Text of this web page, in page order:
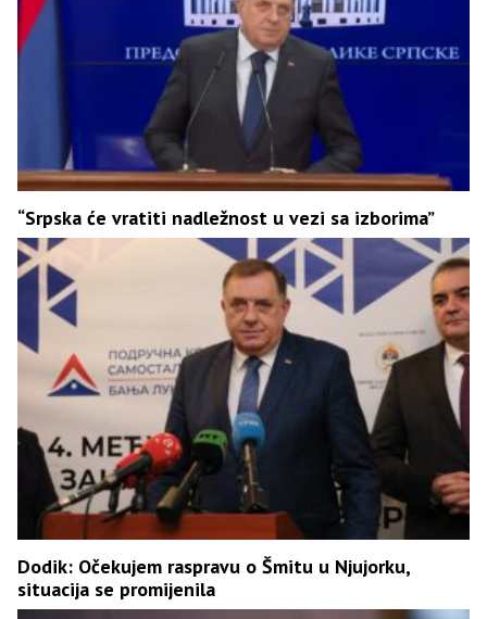
“Srpska će vratiti nadležnost u vezi sa izborima”
Dodik: Očekujem raspravu o Šmitu u Njujorku,
situacija se promijenila